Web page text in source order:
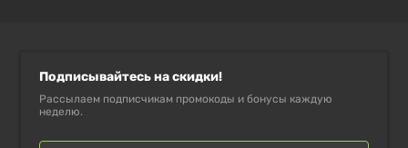
Подписывайтесь на скидки!
Рассылаем подписчикам промокоды и бонусы каждую
неделю.